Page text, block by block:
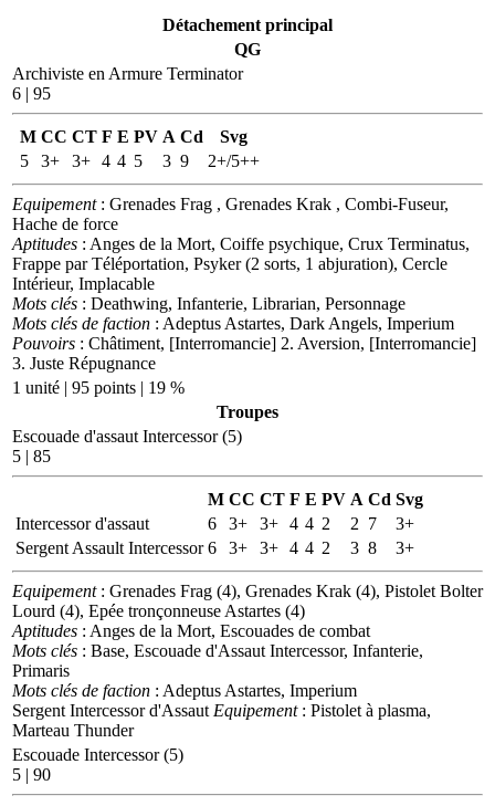
Détachement principal
QG
Archiviste en Armure Terminator
6 | 95
M CC CT F E PV A Cd
Svg
5
3+ 3+ 4 4 5 3 9 2+/5++
Equipement: Grenades Frag , Grenades Krak , Combi-Fuseur,
Hache de force
Aptitudes : Anges de la Mort, Coiffe psychique, Crux Terminatus,
Frappe par Téléportation, Psyker (2 sorts, 1 abjuration), Cercle
Intérieur, Implacable
Mots clés : Deathwing, Infanterie, Librarian, Personnage
Mots clés de faction : Adeptus Astartes, Dark Angels, Imperium
Pouvoirs : Châtiment, [Interromancie] 2. Aversion, [Interromancie]
3. Juste Répugnance
1 unité | 95 points | 19 %
Troupes
Escouade d'assaut Intercessor (5)
5 | 85
M CC CT F E PV A Cd Svg
Intercessor d'assaut
6 3+ 3+ 4 4 2 2 7
3+
Sergent Assault Intercessor 6 3+ 3+ 4 4 2 3 8 3+
Equipement: Grenades Frag (4), Grenades Krak (4), Pistolet Bolter
Lourd (4), Epée tronçonneuse Astartes (4)
Aptitudes : Anges de la Mort, Escouades de combat
Mots clés : Base, Escouade d'Assaut Intercessor, Infanterie,
Primaris
Mots clés de faction : Adeptus Astartes, Imperium
Sergent Intercessor d'Assaut Equipement: Pistolet à plasma,
Marteau Thunder
Escouade Intercessor (5)
5 | 90